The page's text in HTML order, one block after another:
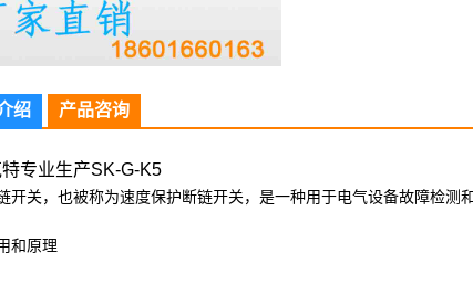
绍 产品咨询
专业生产SK-G-K5
开关，也被称为速度保护断链开关，是一种用于电气设备故障检测
和原理